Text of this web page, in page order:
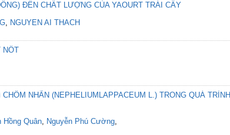
ĐẾN CHẤT LƯỢNG CỦA YAOURT TRÁI CÂY
, NGUYEN AI THACH
NỐT
NHÃN (NEPHELIUMLAPPACEUM L.) TRONG QUÁ TRÌNH
Hồng Quân, Nguyễn Phú Cường,